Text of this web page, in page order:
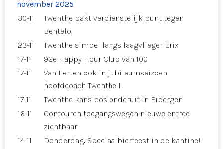
november 2025
30-11
Twenthe pakt verdienstelijk punt tegen
Bentelo
23-11
Twenthe simpel langs laagvlieger Erix
17-11
92e Happy Hour Club van 100
17-11
Van Eerten ook in jubileumseizoen
hoofdcoach Twenthe I
17-11
Twenthe kansloos onderuit in Eibergen
16-11
Contouren toegangswegen nieuwe entree
zichtbaar
14-11
Donderdag: Speciaalbierfeest in de kantine!